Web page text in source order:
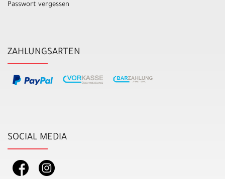
Passwort vergessen
ZAHLUNGSARTEN
SOCIAL MEDIA